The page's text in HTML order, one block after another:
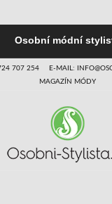
Osobní módní
707 254
E-MAIL:
MAGAZÍN MÓDY